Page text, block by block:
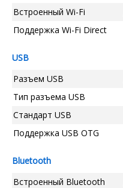
Встроенный Wi-Fi
Поддержка Wi-Fi Direct
USB
Разъем USB
Тип разъема USB
Стандарт USB
Поддержка USB OTG
Bluetooth
Встроенный Bluetooth